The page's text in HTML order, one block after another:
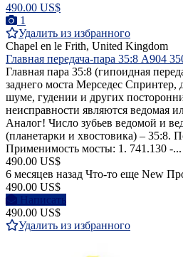
490.00 US$
1
Удалить из избранного
Chapel en le Frith, United Kingdom
Главная передача-пара 35:8 A904
Главная пара 35:8 (гипоидная
заднего моста Mерседес Спринтер,
шуме, гудении и других
неисправности являются ведомая
Аналог! Число зубьев ведомой и
(планетарки и хвостовика) – 35:8.
Применимость мосты: 1. 741.130 -...
490.00 US$
6 месяцев назад Что-то еще New
490.00 US$
Написать
490.00 US$
Удалить из избранного